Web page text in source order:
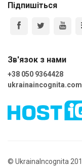
Підпишіться
Зв'язок з нами
+38 050 9364428
© UkrainaIncognita